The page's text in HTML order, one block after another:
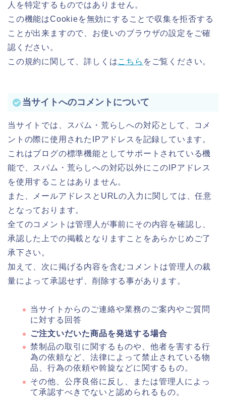
人を特定するものではありません。
この機能はCookieを無効にすることで収集を拒否する
ことが出来ますので、お使いのブラウザの設定をご確
認ください。
この規約に関して、詳しくはこちら をご覧ください。
当サイトへのコメントについて
当サイトでは、スパム・荒らしへの対応として、コメ
ントの際に使用されたIPアドレスを記録しています。
これはブログの標準機能としてサポートされている機
能で、スパム・荒らしへの対応以外にこのIPアドレス
を使用することはありません。
また、メールアドレスとURLの入力に関しては、任意
となっております。
全てのコメントは管理人が事前にその内容を確認し、
承認した上での掲載となりますことをあらかじめご了
承下さい。
加えて、次に掲げる内容を含むコメントは管理人の裁
量によって承認せず、削除する事があります。
当サイトからのご連絡や業務のご案内やご質問
に対する回答
ご注文いだいた商品を発送する場合
禁制品の取引に関するものや、他者を害する行
為の依頼など、法律によって禁止されている物
品、行為の依頼や斡旋などに関するもの。
その他、公序良俗に反し、または管理人によっ
て承認すべきでないと認められるもの。